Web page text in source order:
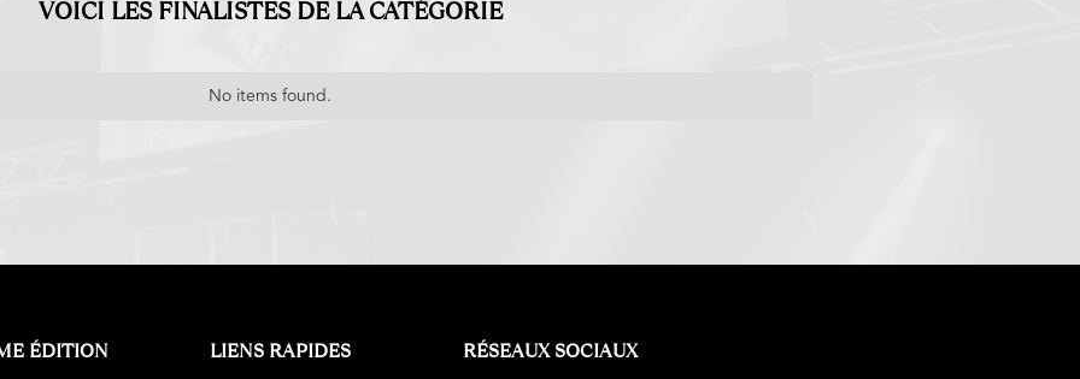
VOICI LES FINALISTES DE LA CATÉGORIE
No items found.
ÉDITION LIENS RAPIDES RÉSEAUX SOCIAUX